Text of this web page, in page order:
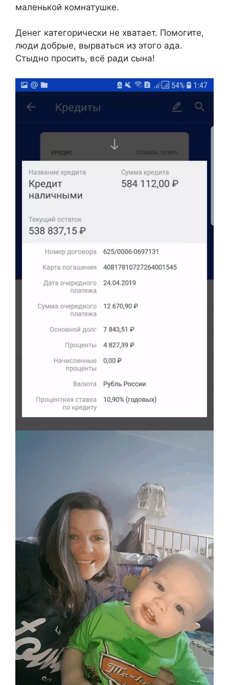
маленькой комнатушке.
Денег категорически не хватает. Помогите,
люди добрые, вырваться из этого ада.
Стыдно просить, всё ради сына!